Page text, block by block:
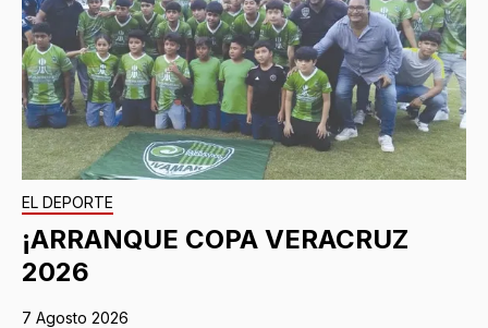
EL DEPORTE
¡ARRANQUE COPA VERACRUZ
2026
7 Agosto 2026